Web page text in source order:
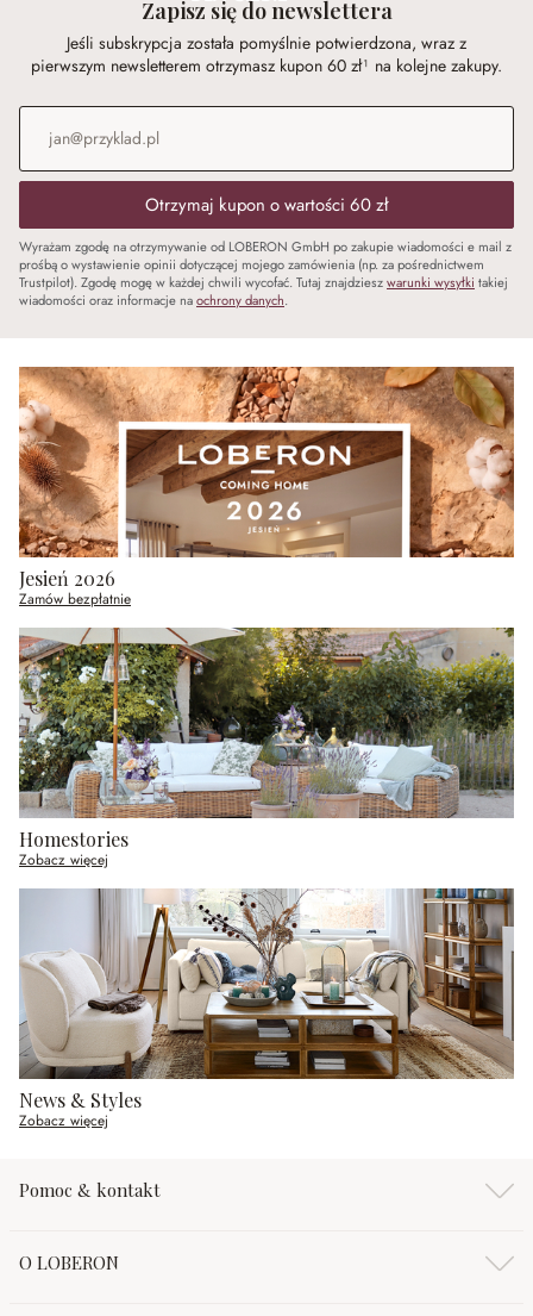
Zapisz się do newslettera
Jeśli subskrypcja została pomyślnie potwierdzona, wraz z
pierwszym newsletterem otrzymasz kupon 60 zł¹ na kolejne zakupy.
Adres e-mail
Otrzymaj kupon o wartości 60 zł
Wyrażam zgodę na otrzymywanie od LOBERON GmbH po zakupie wiadomości e mail z
prośbą o wystawienie opinii dotyczącej mojego zamówienia (np. za pośrednictwem
Trustpilot). Zgodę mogę w każdej chwili wycofać. Tutaj znajdzieszwarunki wysyłki takiej
wiadomości oraz informacje naochrony danych.
Jesień 2026
Zamów bezpłatnie
Homestories
Zobacz więcej
News & Styles
Zobacz więcej
Pomoc & kontakt
O LOBERON